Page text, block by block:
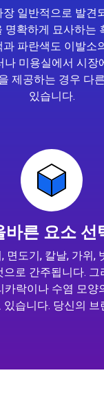
일반적으로 발견
명확하게 묘사하는
파란색도 이발소
나 미용실에서 시장
제공하는 경우 다
있습니다.
바른 요소 선
면도기, 칼날, 가위,
로 간주됩니다.
카락이나 수염 모양
있습니다. 당신의 브